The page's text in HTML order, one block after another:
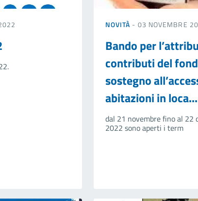
NOVITÀ - 03 NOVEMBRE
Bando per
contributi del
sostegno
abitazioni in loca...
dal 21 novembre fino al 22
2022 sono aperti i term